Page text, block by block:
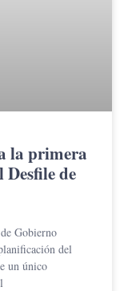
la primera
de
Gobierno
del
un único